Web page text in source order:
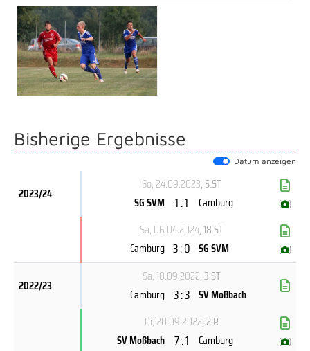
Bisherige Ergebnisse
Datum anzeigen
2023/24
So, 24.09.2023, 5.ST
SG SVM 1 : 1 Camburg ( )
Sa, 06.04.2024, 18.ST
Camburg 3 : 0 SG SVM ( )
2022/23
Sa, 10.09.2022, 3.ST
Camburg 3 : 3 SV Moßbach
Di, 20.09.2022, 2.R
SV Moßbach 7 : 1 Camburg ( )